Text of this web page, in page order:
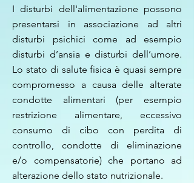
I disturbi dell'alimentazione possono
presentarsi in associazione ad altri
disturbi psichici come ad esempio
disturbi d’ansia e disturbi dell’umore.
Lo stato di salute fisica è quasi sempre
compromesso a causa delle alterate
condotte alimentari (per esempio
restrizione alimentare, eccessivo
consumo di cibo con perdita di
controllo, condotte di eliminazione
e/o compensatorie) che portano ad
alterazione dello stato nutrizionale.